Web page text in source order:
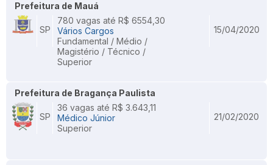
Prefeitura de Mauá
SP
780 vagas até R$ 6554,30
Vários Cargos
Fundamental / Médio /
Magistério / Técnico /
Superior
15/04/2020
Prefeitura de Bragança Paulista
SP
36 vagas até R$ 3.643,11
Médico Júnior
Superior
21/02/2020